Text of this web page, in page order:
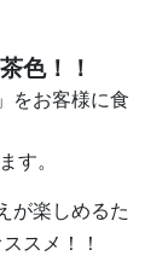
色！！
をお客様に食
す。
が楽しめるた
スメ！！